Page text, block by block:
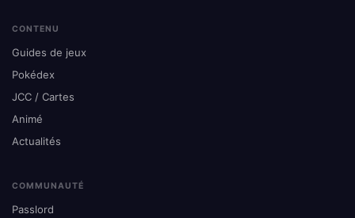
CONTENU
Guides de jeux
Pokédex
JCC / Cartes
Animé
Actualités
COMMUNAUTÉ
Passlord